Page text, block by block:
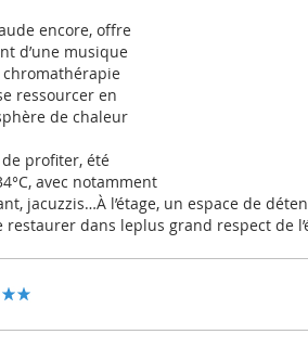
encore, offre
d’une musique
ressourcer en
de chaleur
de profiter, été
avec notamment
jacuzzis…À l’étage, un espace de
restaurer dans leplus grand respect de